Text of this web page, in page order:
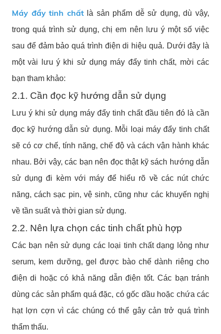
Máy đẩy tinh chấtlà sản phẩm dễ sử dụng, dù vậy,
trong quá trình sử dụng, chị em nên lưu ý một số việc
sau để đảm bảo quá trình điện di hiệu quả. Dưới đây là
một vài lưu ý khi sử dụng máy đẩy tinh chất, mời các
bạn tham khảo:
2.1. Cần đọc kỹ hướng dẫn sử dụng
Lưu ý khi sử dụng máy đẩy tinh chất đầu tiên đó là cần
đọc kỹ hướng dẫn sử dụng. Mỗi loại máy đẩy tinh chất
sẽ có cơ chế, tính năng, chế độ và cách vận hành khác
nhau. Bởi vậy, các bạn nên đọc thật kỹ sách hướng dẫn
sử dụng đi kèm với máy để hiểu rõ về các nút chức
năng, cách sạc pin, vệ sinh, cũng như các khuyến nghị
về tần suất và thời gian sử dụng.
2.2. Nên lựa chọn các tinh chất phù hợp
Các bạn nên sử dụng các loại tinh chất dạng lỏng như
serum, kem dưỡng, gel được bào chế dành riêng cho
điện di hoặc có khả năng dẫn điện tốt. Các bạn tránh
dùng các sản phẩm quá đặc, có gốc dầu hoặc chứa các
hạt lợn cợn vì các chúng có thể gây cản trở quá trình
thẩm thấu.